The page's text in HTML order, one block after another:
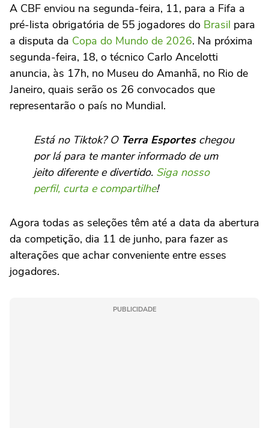
A CBF enviou na segunda-feira, 11, para a Fifa a
pré-lista obrigatória de 55 jogadores do Brasil para
a disputa da Copa do Mundo de 2026. Na próxima
segunda-feira, 18, o técnico Carlo Ancelotti
anuncia, às 17h, no Museu do Amanhã, no Rio de
Janeiro, quais serão os 26 convocados que
representarão o país no Mundial.
Está no Tiktok? O Terra Esporteschegou
por lá para te manter informado de um
jeito diferente e divertido. Siga nosso
perfil, curta e compartilhe!
Agora todas as seleções têm até a data da abertura
da competição, dia 11 de junho, para fazer as
alterações que achar conveniente entre esses
jogadores.
PUBLICIDADE